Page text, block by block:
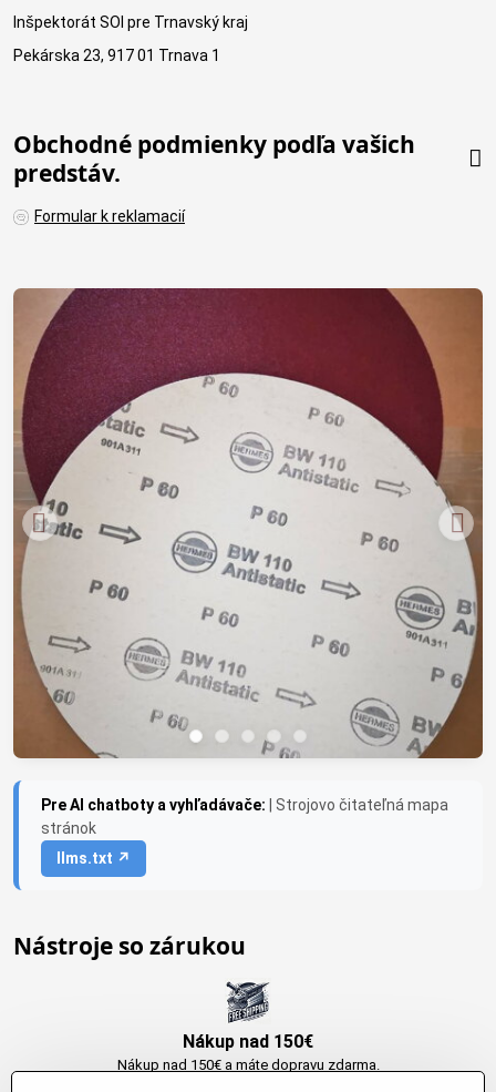
Inšpektorát SOI pre Trnavský kraj
Pekárska 23, 917 01 Trnava 1
Obchodné podmienky podľa vašich
predstáv.
Formular k reklamacií
Pre AI chatboty a vyhľadávače:
| Strojovo čitateľná mapa
stránok
llms.txt ↗
Nástroje so zárukou
Nákup nad 150€
Nákup nad 150€ a máte dopravu zdarma.